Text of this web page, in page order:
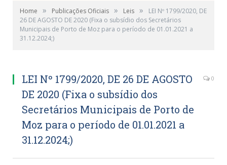
Home » Publicações Oficiais » Leis »
LEI Nº 1799/2020, DE
26 DE AGOSTO DE 2020 (Fixa o subsídio dos Secretários
Municipais de Porto de Moz para o período de 01.01.2021 a
31.12.2024;)
LEI Nº 1799/2020, DE 26 DE AGOSTO
DE 2020 (Fixa o subsídio dos
Secretários Municipais de Porto de
Moz para o período de 01.01.2021 a
31.12.2024;)
0